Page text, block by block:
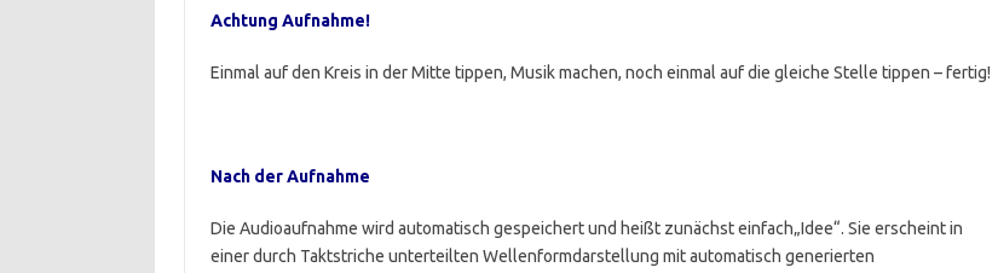
Achtung Aufnahme!
Einmal auf den Kreis in der Mitte tippen, Musik machen, noch einmal auf die gleiche Stelle tippen – fertig!
Nach der Aufnahme
Die Audioaufnahme wird automatisch gespeichert und heißt zunächst einfach„Idee“. Sie erscheint in
einer durch Taktstriche unterteilten Wellenformdarstellung mit automatisch generierten